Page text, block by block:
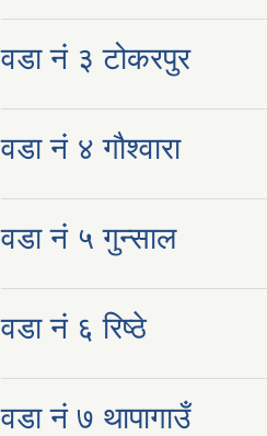
वडा नं ३ टोकरपुर
वडा नं ४ गौश्वारा
वडा नं ५ गुन्साल
वडा नं ६ रिष्ठे
वडा नं ७ थापागाउँ